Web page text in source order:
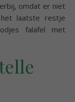
omdat er niet
laatste restje
falafel met